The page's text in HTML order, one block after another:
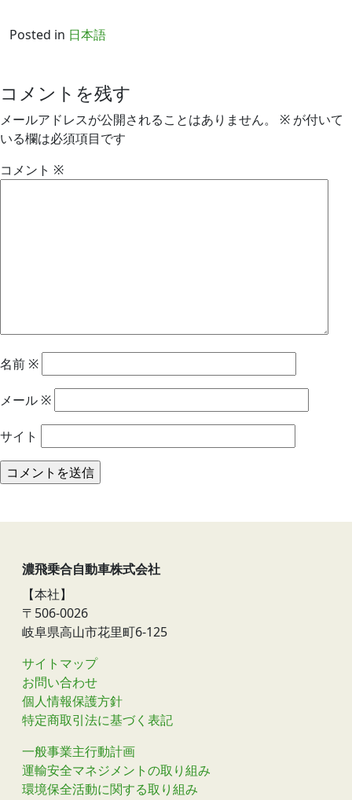
Posted in 日本語
コメントを残す
メールアドレスが公開されることはありません。 ※ が付いて
いる欄は必須項目です
コメント ※
名前 ※
メール ※
サイト
濃飛乗合自動車株式会社
【本社】
〒506-0026
岐阜県高山市花里町6-125
サイトマップ
お問い合わせ
個人情報保護方針
特定商取引法に基づく表記
一般事業主行動計画
運輸安全マネジメントの取り組み
環境保全活動に関する取り組み